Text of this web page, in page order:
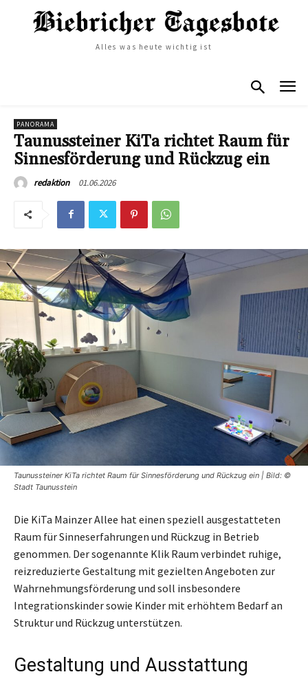
Alles was heute wichtig ist
PANORAMA
Taunussteiner KiTa richtet Raum für
Sinnesförderung und Rückzug ein
redaktion 01.06.2026
Taunussteiner KiTa richtet Raum für Sinnesförderung und Rückzug ein | Bild: ©
Stadt Taunusstein
Die KiTa Mainzer Allee hat einen speziell ausgestatteten
Raum für Sinneserfahrungen und Rückzug in Betrieb
genommen. Der sogenannte Klik Raum verbindet ruhige,
reizreduzierte Gestaltung mit gezielten Angeboten zur
Wahrnehmungsförderung und soll insbesondere
Integrationskinder sowie Kinder mit erhöhtem Bedarf an
Struktur und Rückzug unterstützen.
Gestaltung und Ausstattung